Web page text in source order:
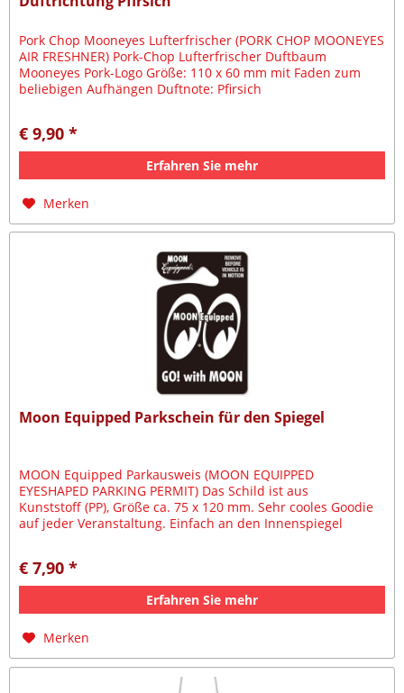
Pork Chop Mooneyes Lufterfrischer (PORK CHOP MOONEYES
AIR FRESHNER) Pork-Chop Lufterfrischer Duftbaum
Mooneyes Pork-Logo Größe: 110 x 60 mm mit Faden zum
beliebigen Aufhängen Duftnote: Pfirsich
€ 9,90 *
Erfahren Sie mehr
Merken
Moon Equipped Parkschein für den Spiegel
MOON Equipped Parkausweis (MOON EQUIPPED
EYESHAPED PARKING PERMIT) Das Schild ist aus
Kunststoff (PP), Größe ca. 75 x 120 mm. Sehr cooles Goodie
auf jeder Veranstaltung. Einfach an den Innenspiegel
€ 7,90 *
Erfahren Sie mehr
Merken